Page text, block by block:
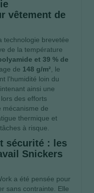
vêtement de
technologie brevetée
de la température
et 39 % de
de 148 g/m² , le
l'humidité loin du
ainsi une
des efforts
mécanisme de
thermique et
à risque.
sécurité : les
Snickers
a été pensée pour
sans contrainte. Elle